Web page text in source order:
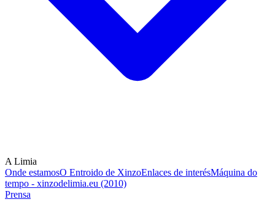
A Limia
Onde estamosO Entroido de XinzoEnlaces de interésMáquina do
tempo - xinzodelimia.eu (2010)
Prensa